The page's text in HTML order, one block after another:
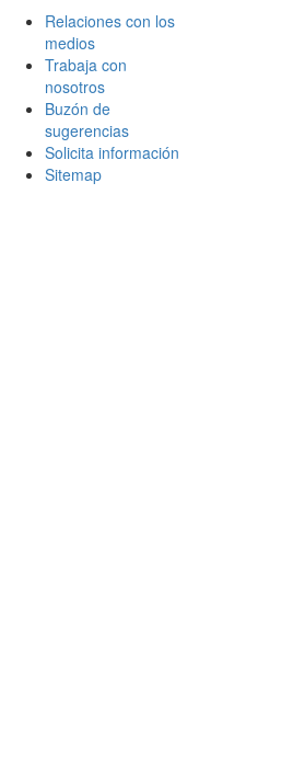
Relaciones con los
medios
Trabaja con
nosotros
Buzón de
sugerencias
Solicita información
Sitemap